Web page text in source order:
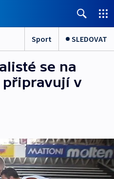
Sport SLEDOVAT
se na
připravují v